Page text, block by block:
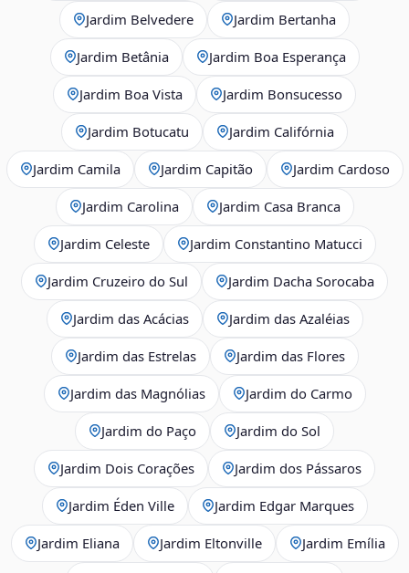
Jardim Belvedere Jardim Bertanha
Jardim Betânia Jardim Boa Esperança
Jardim Boa Vista Jardim Bonsucesso
Jardim Botucatu Jardim Califórnia
Jardim Camila Jardim Capitão Jardim Cardoso
Jardim Carolina Jardim Casa Branca
Jardim Celeste Jardim Constantino Matucci
Jardim Cruzeiro do Sul Jardim Dacha Sorocaba
Jardim das Acácias Jardim das Azaléias
Jardim das Estrelas Jardim das Flores
Jardim das Magnólias Jardim do Carmo
Jardim do Paço Jardim do Sol
Jardim Dois Corações Jardim dos Pássaros
Jardim Éden Ville Jardim Edgar Marques
Jardim Eliana Jardim Eltonville Jardim Emília